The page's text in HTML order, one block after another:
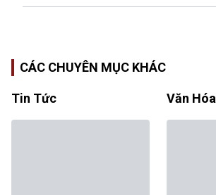
CÁC CHUYÊN MỤC KHÁC
Tin Tức Văn Hóa